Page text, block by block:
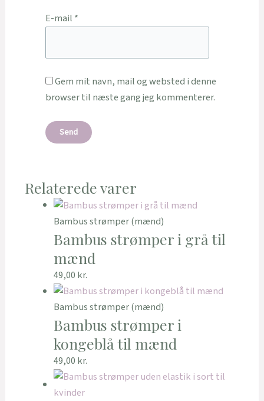
E-mail *
Gem mit navn, mail og websted i denne
browser til næste gang jeg kommenterer.
Relaterede varer
Bambus strømper (mænd)
Bambus strømper i grå til
mænd
49,00 kr.
Bambus strømper (mænd)
Bambus strømper i
kongeblå til mænd
49,00 kr.